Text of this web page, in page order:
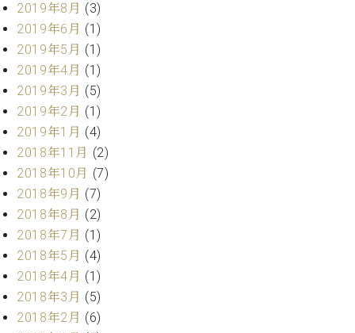
W.
ホ
フ
マ
ン
プ
ロ
フ
ェ
ッ
シ
ョ
ナ
ル
W.
内
(PDF)
お
問
い
わ
せ
本
社
：
王
子
・
技
術
2019年8月 (3)
2019年6月 (1)
2019年5月 (1)
2019年4月 (1)
2019年3月 (5)
2019年2月 (1)
2019年1月 (4)
2018年11月 (2)
2018年10月 (7)
2018年9月 (7)
2018年8月 (2)
2018年7月 (1)
2018年5月 (4)
2018年4月 (1)
2018年3月 (5)
2018年2月 (6)